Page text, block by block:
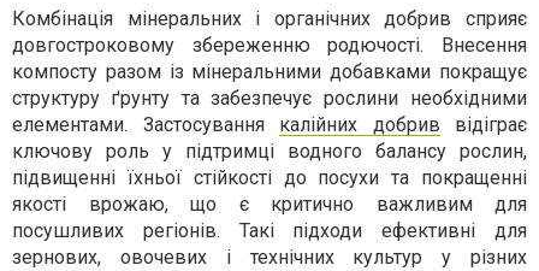
Комбінація мінеральних і органічних добрив сприяє
довгостроковому збереженню родючості. Внесення
компосту разом із мінеральними добавками покращує
структуру ґрунту та забезпечує рослини необхідними
елементами. Застосування калійних добрив відіграє
ключову роль у підтримці водного балансу рослин,
підвищенні їхньої стійкості до посухи та покращенні
якості врожаю, що є критично важливим для
посушливих регіонів. Такі підходи ефективні для
зернових, овочевих і технічних культур у різних